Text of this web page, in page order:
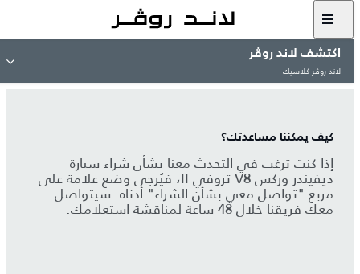
اكتشف لاند روڤر
لاند روڤر كلاسيك
كيف يمكننا مساعدتك؟
إذا كنت ترغب في التحدث معنا بشأن شراء سيارة
ديفيندر وركس V8 تروفي II، فيُرجى وضع علامة على
مربع "تواصل معي بشأن الشراء" أدناه. سيتواصل
معك فريقنا خلال 48 ساعة لمناقشة استعلامك.